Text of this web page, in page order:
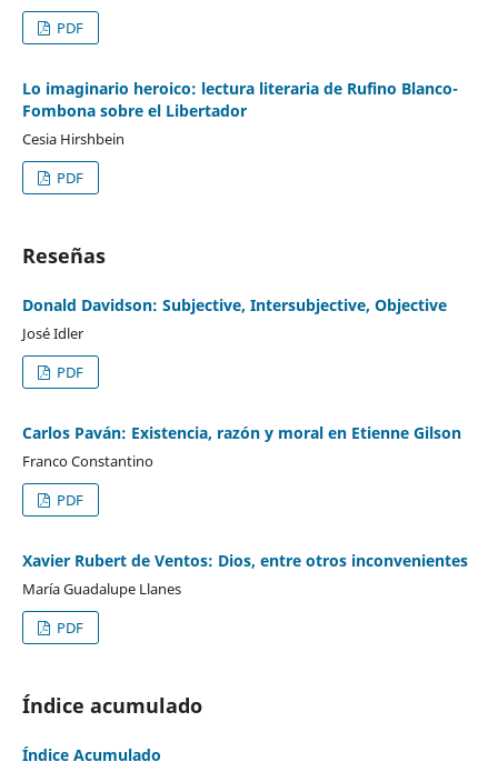
PDF
Lo imaginario heroico: lectura literaria de Rufino Blanco-
Fombona sobre el Libertador
Cesia Hirshbein
PDF
Reseñas
Donald Davidson: Subjective, Intersubjective, Objective
José Idler
PDF
Carlos Paván: Existencia, razón y moral en Etienne Gilson
Franco Constantino
PDF
Xavier Rubert de Ventos: Dios, entre otros inconvenientes
María Guadalupe Llanes
PDF
Índice acumulado
Índice Acumulado